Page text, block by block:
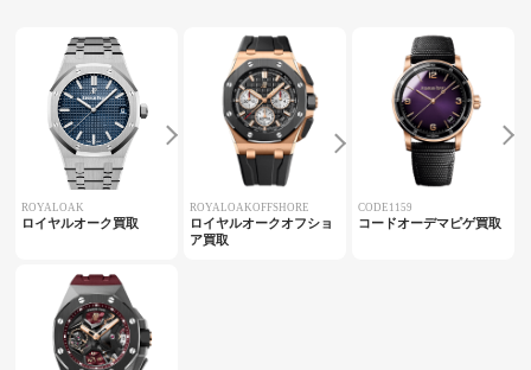
ROYALOAK
ロイヤルオーク買取
ROYALOAKOFFSHORE
ロイヤルオークオフショ
ア買取
CODE1159
コードオーデマピゲ買取